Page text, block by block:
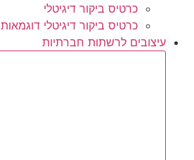
כרטיס ביקור דיגיטלי
כרטיס ביקור דיגיטלי דוגמאות
עיצובים לרשתות חברתיות